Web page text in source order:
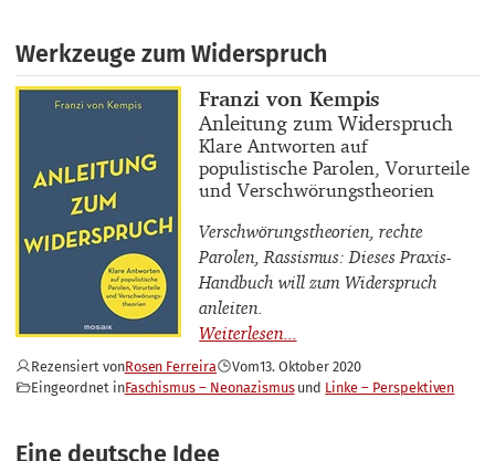
Werkzeuge zum Widerspruch
Buchautor_innen
Franzi von Kempis
Buchtitel
Anleitung zum Widerspruch
Buchuntertitel
Klare Antworten auf
populistische Parolen, Vorurteile
und Verschwörungstheorien
Verschwörungstheorien, rechte
Parolen, Rassismus: Dieses Praxis-
Handbuch will zum Widerspruch
anleiten.
Rezensiert vonRosen Ferreira Vom13. Oktober 2020
Eingeordnet inFaschismus – Neonazismus Linke – Perspektiven
Eine deutsche Idee